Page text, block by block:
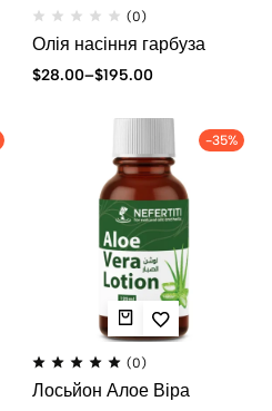
(0)
Олія насіння гарбуза
$28.00–$195.00
-35%
(0)
Лосьйон Алое Віра